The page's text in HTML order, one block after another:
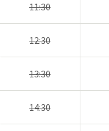
11:30
12:30
13:30
14:30